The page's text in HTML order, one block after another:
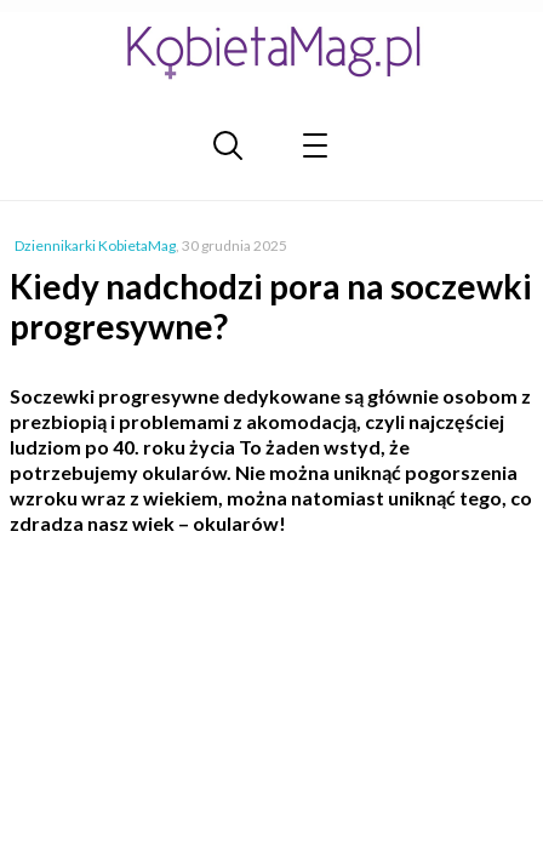
Dziennikarki KobietaMag, 30 grudnia 2025
Kiedy nadchodzi pora na soczewki
progresywne?
Soczewki progresywne dedykowane są głównie osobom z
prezbiopią i problemami z akomodacją, czyli najczęściej
ludziom po 40. roku życia To żaden wstyd, że
potrzebujemy okularów. Nie można uniknąć pogorszenia
wzroku wraz z wiekiem, można natomiast uniknąć tego, co
zdradza nasz wiek – okularów!